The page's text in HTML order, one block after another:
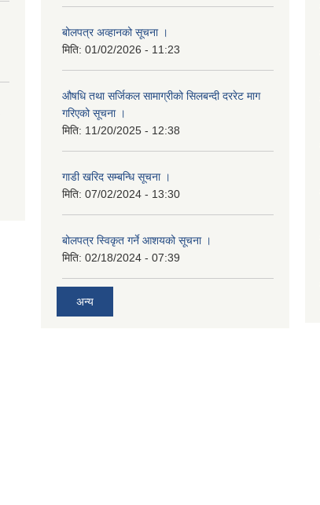
बोलपत्र अव्हानको सूचना ।
मिति: 01/02/2026 - 11:23
औषधि तथा सर्जिकल सामाग्रीको सिलबन्दी दररेट माग
गरिएको सूचना ।
मिति: 11/20/2025 - 12:38
गाडी खरिद सम्बन्धि सूचना ।
मिति: 07/02/2024 - 13:30
बोलपत्र स्विकृत गर्ने आशयको सूचना ।
मिति: 02/18/2024 - 07:39
अन्य